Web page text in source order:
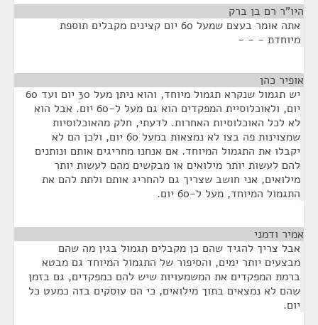
היו"ר רם בן ברק
אתה אומר בעצם שמעל 60 יום קצינים מקבלים תוספת
מיוחדת - - -
אופיר כהן
יש תגמול שנקרא תגמול מיוחד, והוא ניתן מעל 30 יום ועד 60
יום, ולאוכלוסיית המפקדים הוא גם מעל ל-60 יום. אבל הוא
לא לכל האוכלוסיות האחרות. לדעתי, חלק מהאוכלוסיות
שמצוינות פה בצו לא נמצאות במעל 60 יום, ולכן הם לא
יקבלו את התגמול המיוחד. אם אנחנו מחריגים אותם ונותנים
להם לעשות יותר מילואים או מבקשים מהם לעשות יותר
מילואים, אני חושב שצריך גם להחריג אותם ולתת להם את
התגמול המיוחד, מעל ל-60 יום.
אמיר ודמני
אבל צריך להגיד שהם כן מקבלים תגמול בגין מה שהם
מבצעים יותר ימים, והסיפור של התגמול המיוחד גם מבטא
ברמת המפקדים את המשמעויות שיש להם כמפקדים, גם בזמן
שהם לא נמצאים בתוך מילואים, כי הם עוסקים בזה כמעט כל
יום.